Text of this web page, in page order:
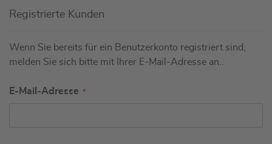
Registrierte Kunden
Wenn Sie bereits für ein Benutzerkonto registriert sind,
melden Sie sich bitte mit Ihrer E-Mail-Adresse an..
E-Mail-Adresse